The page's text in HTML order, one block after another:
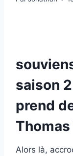
saison
prend
Thomas
Alors là,